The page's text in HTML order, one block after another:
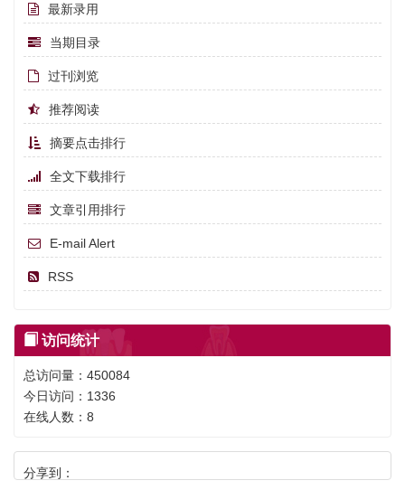
最新录用
当期目录
过刊浏览
推荐阅读
摘要点击排行
全文下载排行
文章引用排行
E-mail Alert
RSS
访问统计
总访问量： 450084
今日访问： 1336
在线人数： 8
分享到：